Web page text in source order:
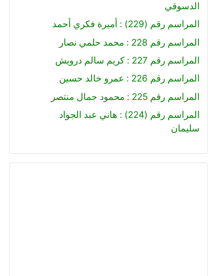
الدسوقي
المراسم رقم (229) : أميرة فكري أحمد
المراسم رقم 228 : محمد حلمي نصار
المراسم رقم 227 : كريم سالم درويش
المراسم رقم 226 : عمرو خالد حسين
المراسم رقم 225 : محمود جمال منتصر
المراسم رقم (224) : هاني عبد الجواد
سليمان